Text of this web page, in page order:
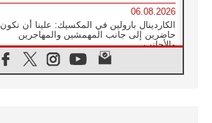
06.08.2026
الكاردينال بارولين في المكسيك: علينا أن نكون
حاضرين إلى جانب المهمشين والمهاجرين
والأجانب
البابا لاوُن الرابع عشر للشباب في أسيزي: